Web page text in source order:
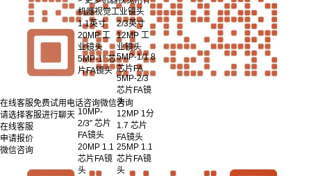
机器视觉工业镜头
1.1英寸
20MP 工
业镜头
2/3英寸
12MP 工
业镜头
5MP-1" 芯
片FA镜头
5MP-1/1.8
芯片FA
5MP-2/3
芯片FA镜
头
10MP-
2/3" 芯片
FA镜头
12MP 1分
1.7 芯片
FA镜头
20MP 1.1
芯片FA镜
头
25MP 1.1
芯片FA镜
头
在线客服免费试用 电话咨询微信咨询
请选择客服进行聊天
在线客服
申请报价
微信咨询